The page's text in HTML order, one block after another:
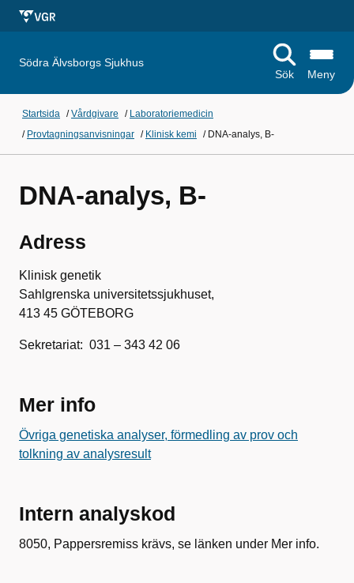
Södra Älvsborgs Sjukhus
Sök
Meny
Startsida /Vårdgivare / Laboratoriemedicin
/ Provtagningsanvisningar / Klinisk kemi / DNA-analys, B-
DNA-analys, B-
Adress
Klinisk genetik
Sahlgrenska universitetssjukhuset,
413 45 GÖTEBORG
Sekretariat: 031 – 343 42 06
Mer info
Övriga genetiska analyser, förmedling av prov och
tolkning av analysresult
Intern analyskod
8050, Pappersremiss krävs, se länken under Mer info.